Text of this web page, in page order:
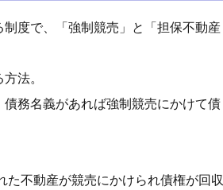
度で、「強制競売」と「担保不動産
法。
務名義があれば強制競売にかけて債
不動産が競売にかけられ債権が回収